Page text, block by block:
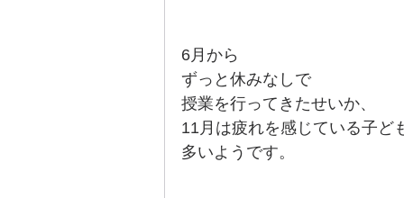
6月から
ずっと休みなしで
授業を行ってきたせいか、
11月は疲れを感じている子ど
多いようです。